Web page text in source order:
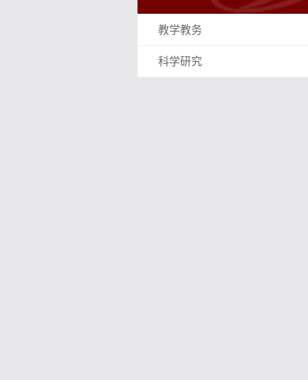
教学教务
科学研究